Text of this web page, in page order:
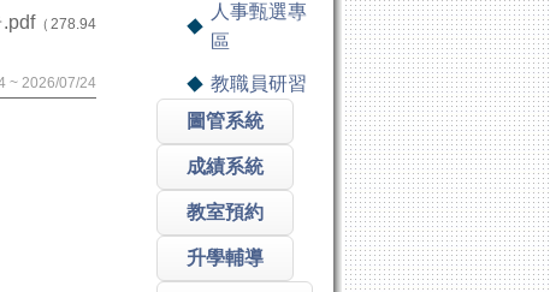
（278.94
~ 2026/07/24
人事甄選專
區
教職員研習
圖管系統
成績系統
教室預約
升學輔導